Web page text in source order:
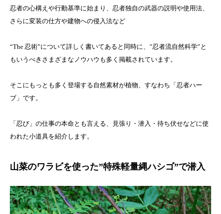
忍者の心構えや行動基準に始まり、忍者独自の武器の説明や使用法、
さらに変装の仕方や建物への侵入法など
“The 忍術”について詳しく書いてあると同時に、”忍者流自然科学”と
もいうべきさまざまなノウハウも多く掲載されています。
そこにもっとも多く登場する自然素材が植物、すなわち「忍者ハー
ブ」です。
「忍び」の仕事の本命とも言える、見張り・潜入・待ち伏せなどに使
われた小道具を紹介します。
山菜のワラビを使った”特殊軽量縄ハシゴ”で潜入